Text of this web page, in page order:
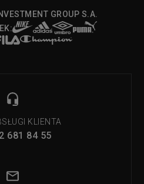
GROUP S.A.
KLIENTA
681 84 55